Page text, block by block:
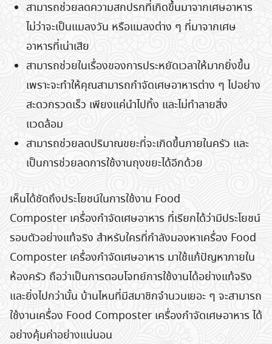
Search
for:
สามารถช่วยลดความสกปรกที่เกิดขึ้นมาจากเศษอาหาร
ไม่ว่าจะเป็นแมลงวัน หรือแมลงต่าง ๆ ที่มาจากเศษ
อาหารที่เน่าเสีย
สามารถช่วยในเรื่องของการประหยัดเวลาให้มากยิ่งขึ้น
เพราะจะทำให้คุณสามารถกำจัดเศษอาหารต่าง ๆ ไปอย่าง
สะดวกรวดเร็ว เพียงแค่นำไปทิ้ง และไม่ทำลายสิ่ง
แวดล้อม
สามารถช่วยลดปริมาณขยะที่จะเกิดขึ้นภายในครัว และ
เป็นการช่วยลดการใช้งานถุงขยะได้อีกด้วย
เห็นได้ชัดถึงประโยชน์ในการใช้งาน Food
Composter เครื่องกำจัดเศษอาหาร ที่เรียกได้ว่ามีประโยชน์
รอบตัวอย่างแท้จริง สำหรับใครที่กำลังมองหาเครื่อง Food
Composter เครื่องกำจัดเศษอาหาร มาใช้แก้ปัญหาภายใน
ห้องครัว ถือว่าเป็นการตอบโจทย์การใช้งานได้อย่างแท้จริง
และยิ่งไปกว่านั้น บ้านไหนที่มีสมาชิกจำนวนเยอะ ๆ จะสามารถ
ใช้งานเครื่อง Food Composter เครื่องกำจัดเศษอาหาร ได้
อย่างคุ้มค่าอย่างแน่นอน